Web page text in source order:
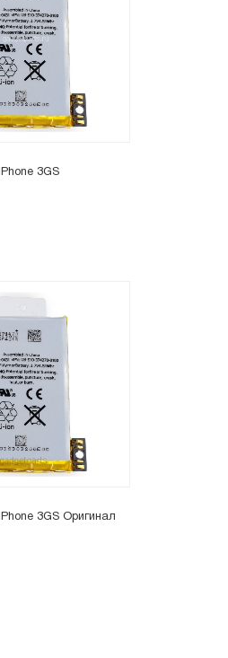
3GS
3GS Оригинал